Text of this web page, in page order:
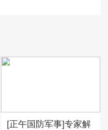
[正午国防军事]专家解